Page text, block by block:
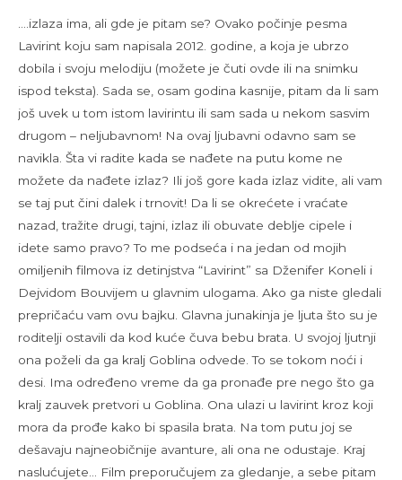
….izlaza ima, ali gde je pitam se? Ovako počinje pesma
Lavirint koju sam napisala 2012. godine, a koja je ubrzo
dobila i svoju melodiju (možete je čuti ovde ili na snimku
ispod teksta). Sada se, osam godina kasnije, pitam da li sam
još uvek u tom istom lavirintu ili sam sada u nekom sasvim
drugom – neljubavnom! Na ovaj ljubavni odavno sam se
navikla. Šta vi radite kada se nađete na putu kome ne
možete da nađete izlaz? Ili još gore kada izlaz vidite, ali vam
se taj put čini dalek i trnovit! Da li se okrećete i vraćate
nazad, tražite drugi, tajni, izlaz ili obuvate deblje cipele i
idete samo pravo? To me podseća i na jedan od mojih
omiljenih filmova iz detinjstva “Lavirint” sa Dženifer Koneli i
Dejvidom Bouvijem u glavnim ulogama. Ako ga niste gledali
prepričaću vam ovu bajku. Glavna junakinja je ljuta što su je
roditelji ostavili da kod kuće čuva bebu brata. U svojoj ljutnji
ona poželi da ga kralj Goblina odvede. To se tokom noći i
desi. Ima određeno vreme da ga pronađe pre nego što ga
kralj zauvek pretvori u Goblina. Ona ulazi u lavirint kroz koji
mora da prođe kako bi spasila brata. Na tom putu joj se
dešavaju najneobičnije avanture, ali ona ne odustaje. Kraj
naslućujete… Film preporučujem za gledanje, a sebe pitam
vrtim